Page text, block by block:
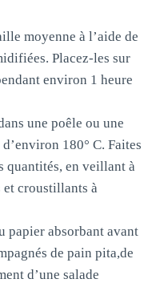
moyenne à l’aide de
Placez-les sur
environ 1 heure
une poêle ou une
180° C. Faites
quantités, en veillant à
et croustillants à
papier absorbant avant
de pain pita,de
d’une salade